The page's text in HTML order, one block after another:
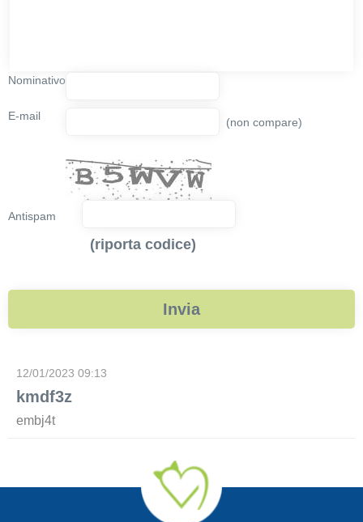
Nominativo
E-mail (non compare)
Antispam
(riporta codice)
12/01/2023 09:13
kmdf3z
embj4t